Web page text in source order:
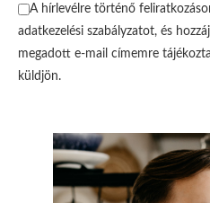
A hírlevélre történő
adatkezelési szabályzatot, és
megadott e-mail címemre
küldjön.